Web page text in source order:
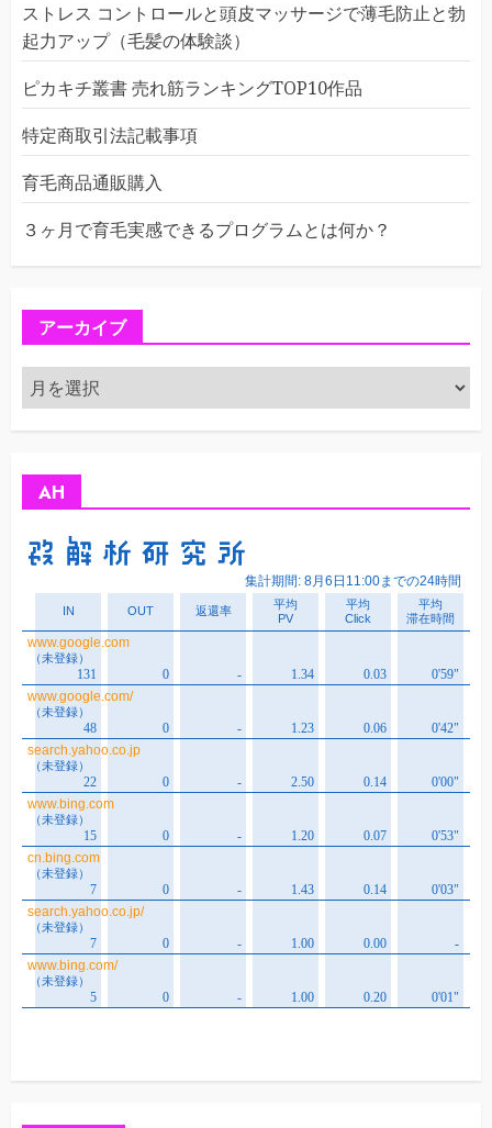
ストレス コントロールと頭皮マッサージで薄毛防止と勃
起力アップ（毛髪の体験談）
ピカキチ叢書 売れ筋ランキングTOP10作品
特定商取引法記載事項
育毛商品通販購入
３ヶ月で育毛実感できるプログラムとは何か？
アーカイブ
ア
ー
カ
AH